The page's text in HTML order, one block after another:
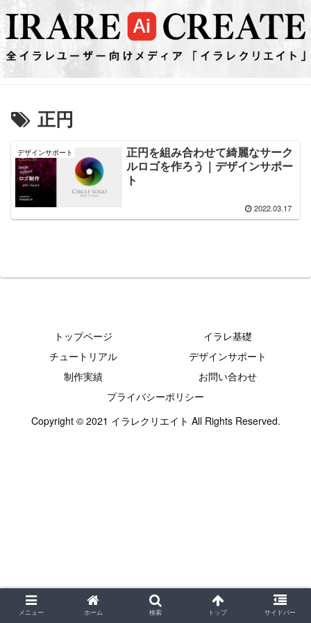
正円
デザインサポート
正円を組み合わせて綺麗なサーク
ルロゴを作ろう｜デザインサポー
ト
2022.03.17
トップページ
イラレ基礎
チュートリアル
デザインサポート
制作実績
お問い合わせ
プライバシーポリシー
Copyright © 2021 イラレクリエイト All Rights Reserved.
メニュー ホーム 検索 トップ サイドバー